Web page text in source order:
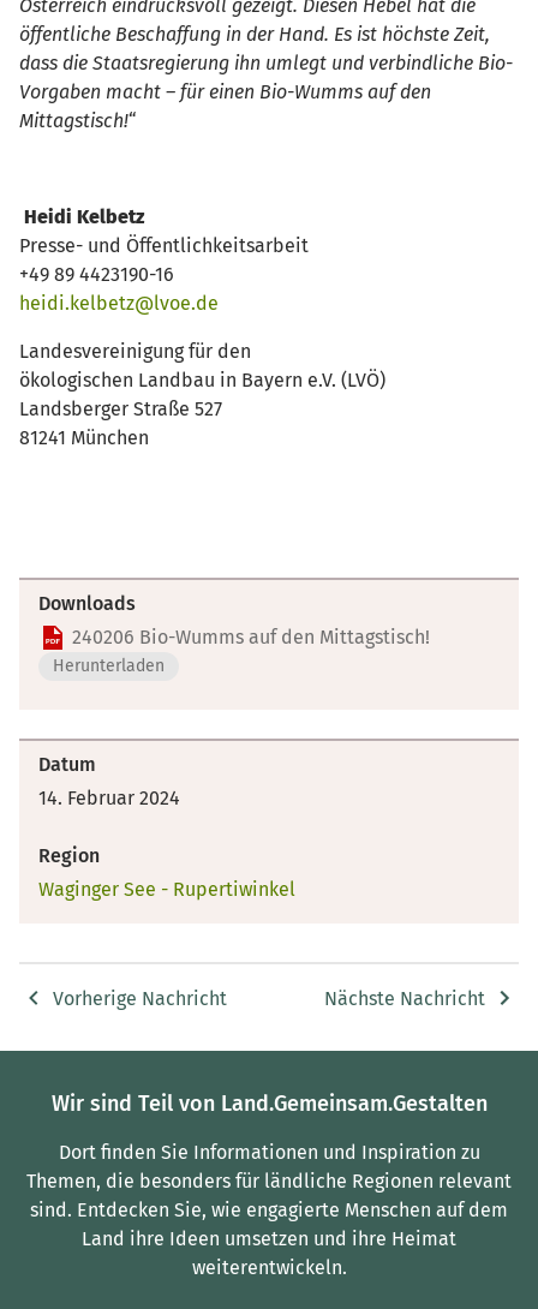
Österreich eindrucksvoll gezeigt. Diesen Hebel hat die
öffentliche Beschaffung in der Hand. Es ist höchste Zeit,
dass die Staatsregierung ihn umlegt und verbindliche Bio-
Vorgaben macht – für einen Bio-Wumms auf den
Mittagstisch!“
Heidi Kelbetz
Presse- und Öffentlichkeitsarbeit
+49 89 4423190-16
heidi.kelbetz@lvoe.de
Landesvereinigung für den
ökologischen Landbau in Bayern e.V. (LVÖ)
Landsberger Straße 527
81241 München
Downloads
240206 Bio-Wumms auf den Mittagstisch!
Herunterladen
Datum
14. Februar 2024
Region
Waginger See - Rupertiwinkel
Vorherige Nachricht Nächste Nachricht
Wir sind Teil von Land.Gemeinsam.Gestalten
Dort finden Sie Informationen und Inspiration zu
Themen, die besonders für ländliche Regionen relevant
sind. Entdecken Sie, wie engagierte Menschen auf dem
Land ihre Ideen umsetzen und ihre Heimat
weiterentwickeln.